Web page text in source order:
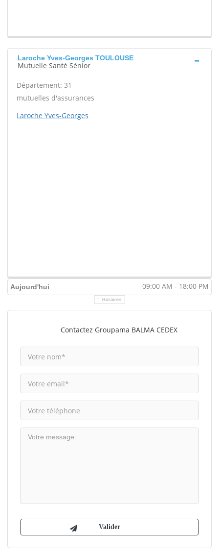
Laroche Yves-Georges TOULOUSE
Mutuelle Santé Sénior
Département: 31
mutuelles d'assurances
Laroche Yves-Georges
Aujourd'hui 09:00 AM - 18:00 PM
Horaires
Contactez Groupama BALMA CEDEX